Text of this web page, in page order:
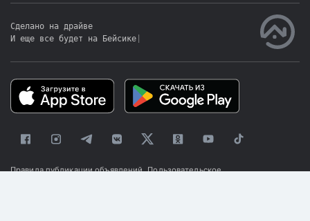
Сделано на драйве
И еще все будет на Бейсике
Правила публикации объявлений Пользовательское